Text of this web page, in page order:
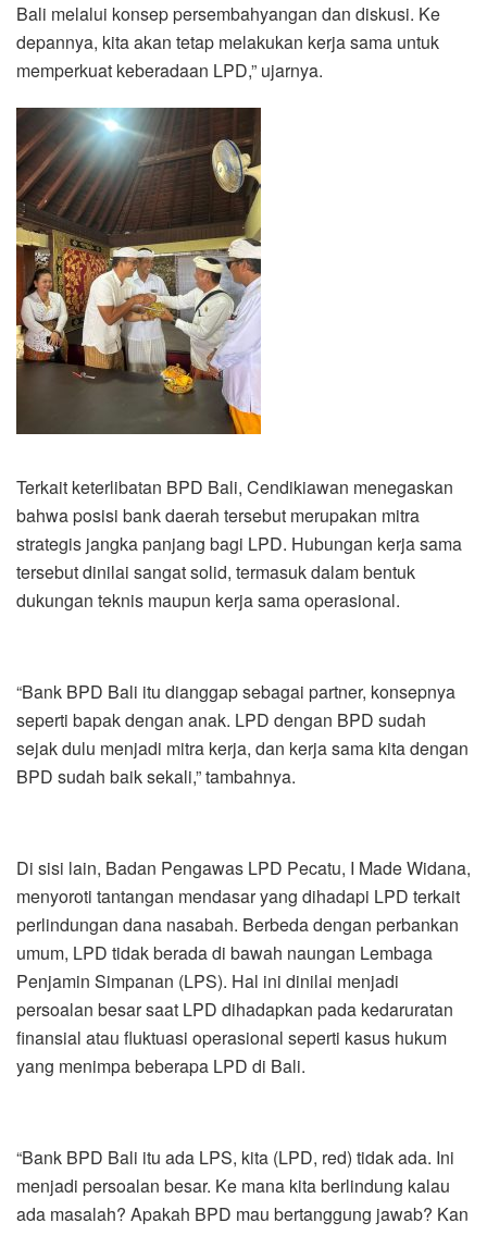
Bali melalui konsep persembahyangan dan diskusi. Ke
depannya, kita akan tetap melakukan kerja sama untuk
memperkuat keberadaan LPD,” ujarnya.
Terkait keterlibatan BPD Bali, Cendikiawan menegaskan
bahwa posisi bank daerah tersebut merupakan mitra
strategis jangka panjang bagi LPD. Hubungan kerja sama
tersebut dinilai sangat solid, termasuk dalam bentuk
dukungan teknis maupun kerja sama operasional.
“Bank BPD Bali itu dianggap sebagai partner, konsepnya
seperti bapak dengan anak. LPD dengan BPD sudah
sejak dulu menjadi mitra kerja, dan kerja sama kita dengan
BPD sudah baik sekali,” tambahnya.
Di sisi lain, Badan Pengawas LPD Pecatu, I Made Widana,
menyoroti tantangan mendasar yang dihadapi LPD terkait
perlindungan dana nasabah. Berbeda dengan perbankan
umum, LPD tidak berada di bawah naungan Lembaga
Penjamin Simpanan (LPS). Hal ini dinilai menjadi
persoalan besar saat LPD dihadapkan pada kedaruratan
finansial atau fluktuasi operasional seperti kasus hukum
yang menimpa beberapa LPD di Bali.
“Bank BPD Bali itu ada LPS, kita (LPD, red) tidak ada. Ini
menjadi persoalan besar. Ke mana kita berlindung kalau
ada masalah? Apakah BPD mau bertanggung jawab? Kan